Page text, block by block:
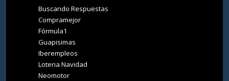
Buscando Respuestas
Compramejor
Fórmula1
Guapisimas
Iberempleos
Loteria Navidad
Neomotor